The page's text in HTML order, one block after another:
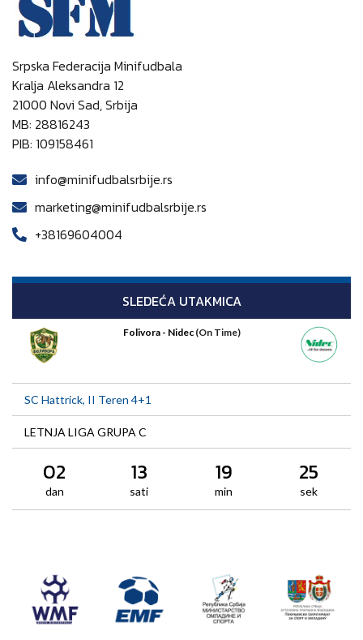
Srpska Federacija Minifudbala
Kralja Aleksandra 12
21000 Novi Sad, Srbija
MB: 28816243
PIB: 109158461
info@minifudbalsrbije.rs
marketing@minifudbalsrbije.rs
+38169604004
SLEDEĆA UTAKMICA
Folivora - Nidec(On Time)
SC Hattrick, II Teren 4+1
LETNJA LIGA GRUPA C
02
dan
13
sati
19
min
25
sek